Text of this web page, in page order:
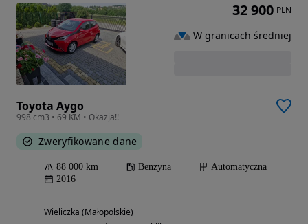
Toyota Aygo
998 cm3 • 69 KM • Okazja!!
Zweryfikowane dane
88 000 km Benzyna
Automatyczna
2016
Wieliczka (Małopolskie)
32 900 PLN
W granicach średniej